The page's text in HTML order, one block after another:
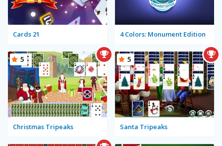
Cards 21 4 Colors: Monument Edition
Christmas Tripeaks
5
Santa Tripeaks
5